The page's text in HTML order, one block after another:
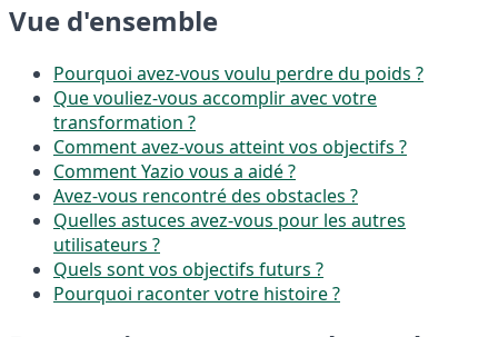
Vue d'ensemble
Pourquoi avez-vous voulu perdre du poids ?
Que vouliez-vous accomplir avec votre
transformation ?
Comment avez-vous atteint vos objectifs ?
Comment Yazio vous a aidé ?
Avez-vous rencontré des obstacles ?
Quelles astuces avez-vous pour les autres
utilisateurs ?
Quels sont vos objectifs futurs ?
Pourquoi raconter votre histoire ?